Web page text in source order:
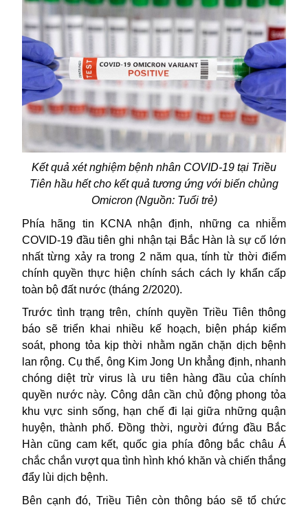
Kết quả xét nghiệm bệnh nhân COVID-19 tại Triều
Tiên hầu hết cho kết quả tương ứng với biến chủng
Omicron (Nguồn: Tuổi trẻ)
Phía hãng tin KCNA nhận định, những ca nhiễm
COVID-19 đầu tiên ghi nhận tại Bắc Hàn là sự cố lớn
nhất từng xảy ra trong 2 năm qua, tính từ thời điểm
chính quyền thực hiện chính sách cách ly khẩn cấp
toàn bộ đất nước (tháng 2/2020).
Trước tình trạng trên, chính quyền Triều Tiên thông
báo sẽ triển khai nhiều kế hoạch, biện pháp kiểm
soát, phong tỏa kịp thời nhằm ngăn chặn dịch bệnh
lan rộng. Cụ thể, ông Kim Jong Un khẳng định, nhanh
chóng diệt trừ virus là ưu tiên hàng đầu của chính
quyền nước này. Công dân cần chủ động phong tỏa
khu vực sinh sống, hạn chế đi lại giữa những quận
huyện, thành phố. Đồng thời, người đứng đầu Bắc
Hàn cũng cam kết, quốc gia phía đông bắc châu Á
chắc chắn vượt qua tình hình khó khăn và chiến thắng
đẩy lùi dịch bệnh.
Bên cạnh đó, Triều Tiên còn thông báo sẽ tổ chức